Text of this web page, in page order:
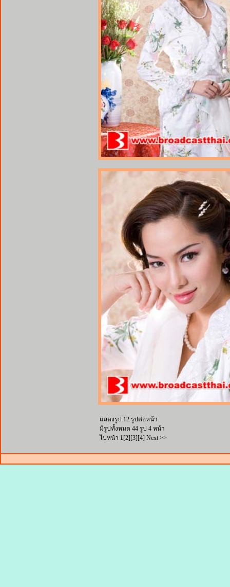
แสดงรูป 12 รูปต่อหน้า
มีรูปทั้งหมด 44 รูป 4 หน้า
ไปหน้า 1[2][3][4] Next >>